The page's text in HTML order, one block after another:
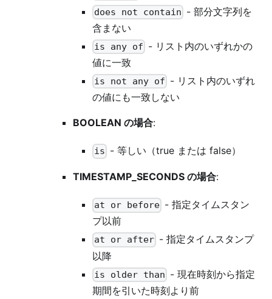
does not contain - 部分文字列を
含まない
is any of - リスト内のいずれかの
値に一致
is not any of - リスト内のいずれ
の値にも一致しない
BOOLEAN の場合:
is - 等しい（true または false）
TIMESTAMP_SECONDS の場合:
at or before - 指定タイムスタン
プ以前
at or after - 指定タイムスタンプ
以降
is older than - 現在時刻から指定
期間を引いた時刻より前